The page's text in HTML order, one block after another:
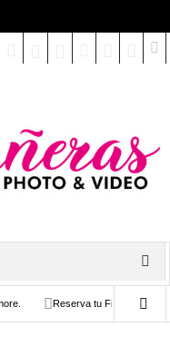
Reserva tu Fiesta de